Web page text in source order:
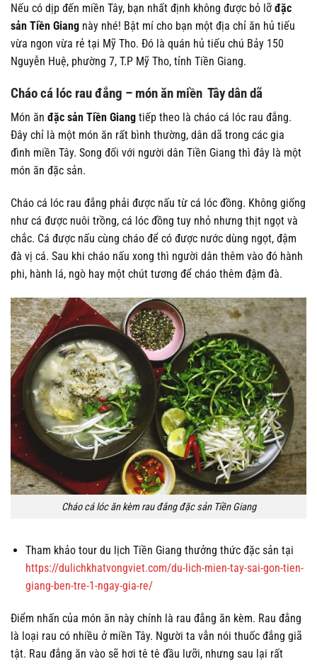
Nếu có dịp đến miền Tây, bạn nhất định không được bỏ lỡ đặc
sản Tiền Giang này nhé! Bật mí cho bạn một địa chỉ ăn hủ tiếu
vừa ngon vừa rẻ tại Mỹ Tho. Đó là quán hủ tiếu chú Bảy 150
Nguyễn Huệ, phường 7, T.P Mỹ Tho, tỉnh Tiền Giang.
Cháo cá lóc rau đắng – món ăn miền Tây dân dã
Món ăn đặc sản Tiền Giang tiếp theo là cháo cá lóc rau đắng.
Đây chỉ là một món ăn rất bình thường, dân dã trong các gia
đình miền Tây. Song đối với người dân Tiền Giang thì đây là một
món ăn đặc sản.
Cháo cá lóc rau đắng phải được nấu từ cá lóc đồng. Không giống
như cá được nuôi trồng, cá lóc đồng tuy nhỏ nhưng thịt ngọt và
chắc. Cá được nấu cùng cháo để có được nước dùng ngọt, đậm
đà vị cá. Sau khi cháo nấu xong thì người dân thêm vào đó hành
phi, hành lá, ngò hay một chút tương để cháo thêm đậm đà.
Cháo cá lóc ăn kèm rau đắng đặc sản Tiền Giang
Tham khảo tour du lịch Tiền Giang thưởng thức đặc sản tại
https://dulichkhatvongviet.com/du-lich-mien-tay-sai-gon-tien-
giang-ben-tre-1-ngay-gia-re/
Điểm nhấn của món ăn này chính là rau đắng ăn kèm. Rau đắng
là loại rau có nhiều ở miền Tây. Người ta vẫn nói thuốc đắng giã
tật. Rau đắng ăn vào sẽ hơi tê tê đầu lưỡi, nhưng sau lại rất